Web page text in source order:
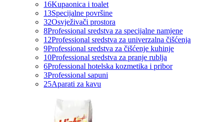
16Kupaonica i toalet
13Specijalne površine
32Osvježivači prostora
8Professional sredstva za specijalne namjene
12Professional sredstva za univerzalna čišćenja
9Professional sredstva za čišćenje kuhinje
10Professional sredstva za pranje rublja
6Professional hotelska kozmetika i pribor
3Professional sapuni
25Aparati za kavu